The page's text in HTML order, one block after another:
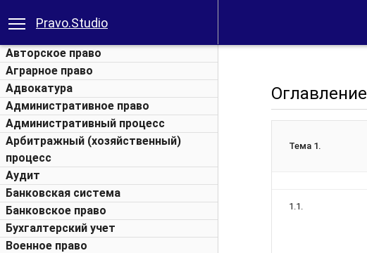
Pravo.Studio
Авторское право
Аграрное право
Адвокатура
Административное право
Административный процесс
Арбитражный (хозяйственный)
процесс
Аудит
Банковская система
Банковское право
Бухгалтерский учет
Военное право
Оглавление
Тема 1.
1.1.